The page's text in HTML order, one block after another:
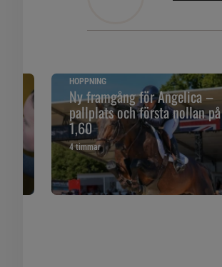
HOPPNING
Ny framgång för Angelica –
pallplats och första nollan på
1,60
4 timmar